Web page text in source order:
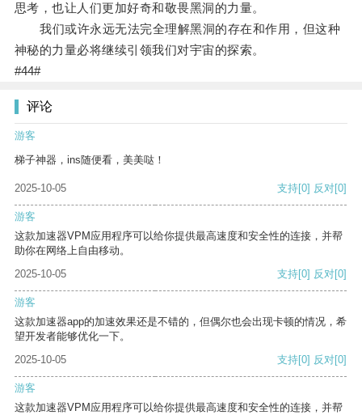
思考，也让人们更加好奇和敬畏黑洞的力量。
我们或许永远无法完全理解黑洞的存在和作用，但这种
神秘的力量必将继续引领我们对宇宙的探索。
#44#
评论
游客
梯子神器，ins随便看，美美哒！
2025-10-05 支持[0] 反对[0]
游客
这款加速器VPM应用程序可以给你提供最高速度和安全性的连接，并帮
助你在网络上自由移动。
2025-10-05
支持[0] 反对[0]
游客
这款加速器app的加速效果还是不错的，但偶尔也会出现卡顿的情况，希
望开发者能够优化一下。
2025-10-05
支持[0] 反对[0]
游客
这款加速器VPM应用程序可以给你提供最高速度和安全性的连接，并帮